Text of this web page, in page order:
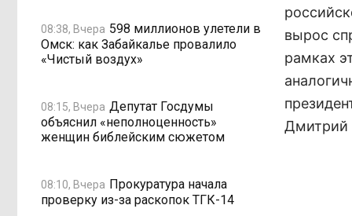
08:38, Вчера 598 миллионов улетели в
Омск: как Забайкалье провалило
«Чистый воздух»
08:15, Вчера Депутат Госдумы
объяснил «неполноценность»
женщин библейским сюжетом
08:10, Вчера Прокуратура начала
проверку из-за раскопок ТГК-14
вырос
рамках
Дмитрий